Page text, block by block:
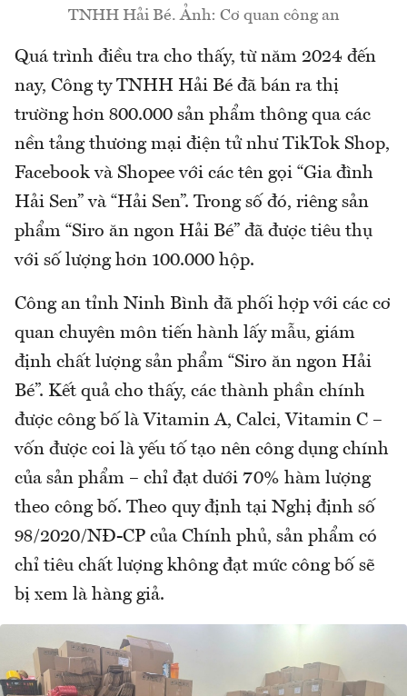
TNHH Hải Bé. Ảnh: Cơ quan công an
Quá trình điều tra cho thấy, từ năm 2024 đến
nay, Công ty TNHH Hải Bé đã bán ra thị
trường hơn 800.000 sản phẩm thông qua các
nền tảng thương mại điện tử như TikTok Shop,
Facebook và Shopee với các tên gọi “Gia đình
Hải Sen” và “Hải Sen”. Trong số đó, riêng sản
phẩm “Siro ăn ngon Hải Bé” đã được tiêu thụ
với số lượng hơn 100.000 hộp.
Công an tỉnh Ninh Bình đã phối hợp với các cơ
quan chuyên môn tiến hành lấy mẫu, giám
định chất lượng sản phẩm “Siro ăn ngon Hải
Bé”. Kết quả cho thấy, các thành phần chính
được công bố là Vitamin A, Calci, Vitamin C –
vốn được coi là yếu tố tạo nên công dụng chính
của sản phẩm – chỉ đạt dưới 70% hàm lượng
theo công bố. Theo quy định tại Nghị định số
98/2020/NĐ-CP của Chính phủ, sản phẩm có
chỉ tiêu chất lượng không đạt mức công bố sẽ
bị xem là hàng giả.